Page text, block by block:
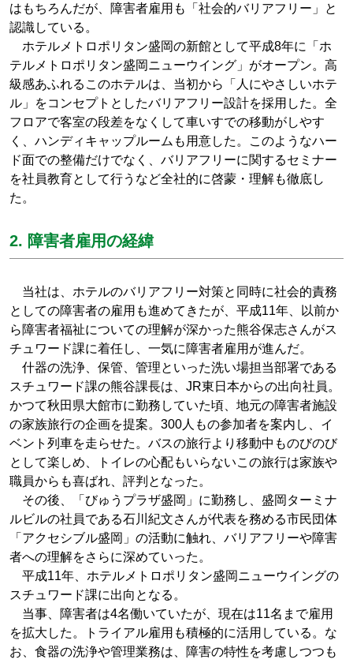
はもちろんだが、障害者雇用も「社会的バリアフリー」と
認識している。
ホテルメトロポリタン盛岡の新館として平成8年に「ホ
テルメトロポリタン盛岡ニューウイング」がオープン。高
級感あふれるこのホテルは、当初から「人にやさしいホテ
ル」をコンセプトとしたバリアフリー設計を採用した。全
フロアで客室の段差をなくして車いすでの移動がしやす
く、ハンディキャップルームも用意した。このようなハー
ド面での整備だけでなく、バリアフリーに関するセミナー
を社員教育として行うなど全社的に啓蒙・理解も徹底し
た。
2. 障害者雇用の経緯
当社は、ホテルのバリアフリー対策と同時に社会的責務
としての障害者の雇用も進めてきたが、平成11年、以前か
ら障害者福祉についての理解が深かった熊谷保志さんがス
チュワード課に着任し、一気に障害者雇用が進んだ。
什器の洗浄、保管、管理といった洗い場担当部署である
スチュワード課の熊谷課長は、JR東日本からの出向社員。
かつて秋田県大館市に勤務していた頃、地元の障害者施設
の家族旅行の企画を提案。300人もの参加者を案内し、イ
ベント列車を走らせた。バスの旅行より移動中ものびのび
として楽しめ、トイレの心配もいらないこの旅行は家族や
職員からも喜ばれ、評判となった。
その後、「びゅうプラザ盛岡」に勤務し、盛岡ターミナ
ルビルの社員である石川紀文さんが代表を務める市民団体
「アクセシブル盛岡」の活動に触れ、バリアフリーや障害
者への理解をさらに深めていった。
平成11年、ホテルメトロポリタン盛岡ニューウイングの
スチュワード課に出向となる。
当事、障害者は4名働いていたが、現在は11名まで雇用
を拡大した。トライアル雇用も積極的に活用している。な
お、食器の洗浄や管理業務は、障害の特性を考慮しつつも